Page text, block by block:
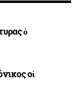
ὁ
οἱ